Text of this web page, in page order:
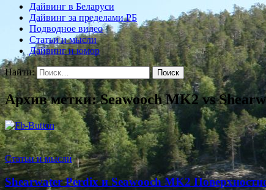
Дайвинг в Беларуси
Дайвинг за пределами РБ
Подводное видео
Статьи и мысли
Дайвинг и юмор
Найти:
Архив метки: Seawooch MK2 vs
Статьи и мысли
Shearwater Perdix и Seawooch MK2